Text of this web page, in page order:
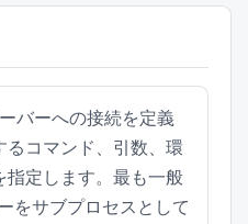
バーへの接続を定義
るコマンド、引数、環
定します。最も一般
をサブプロセスとして